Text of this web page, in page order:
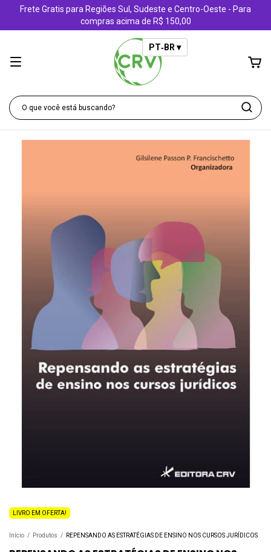
Frete Gratis para Regiões Sul, Sudeste e Centro-Oeste - Para
compras acima de R$ 150,00
PT‑BR ▾
LIVRO EM OFERTA!
Início / Produtos / REPENSANDO AS ESTRATÉGIAS DE ENSINO NOS CURSOS JURÍDICOS